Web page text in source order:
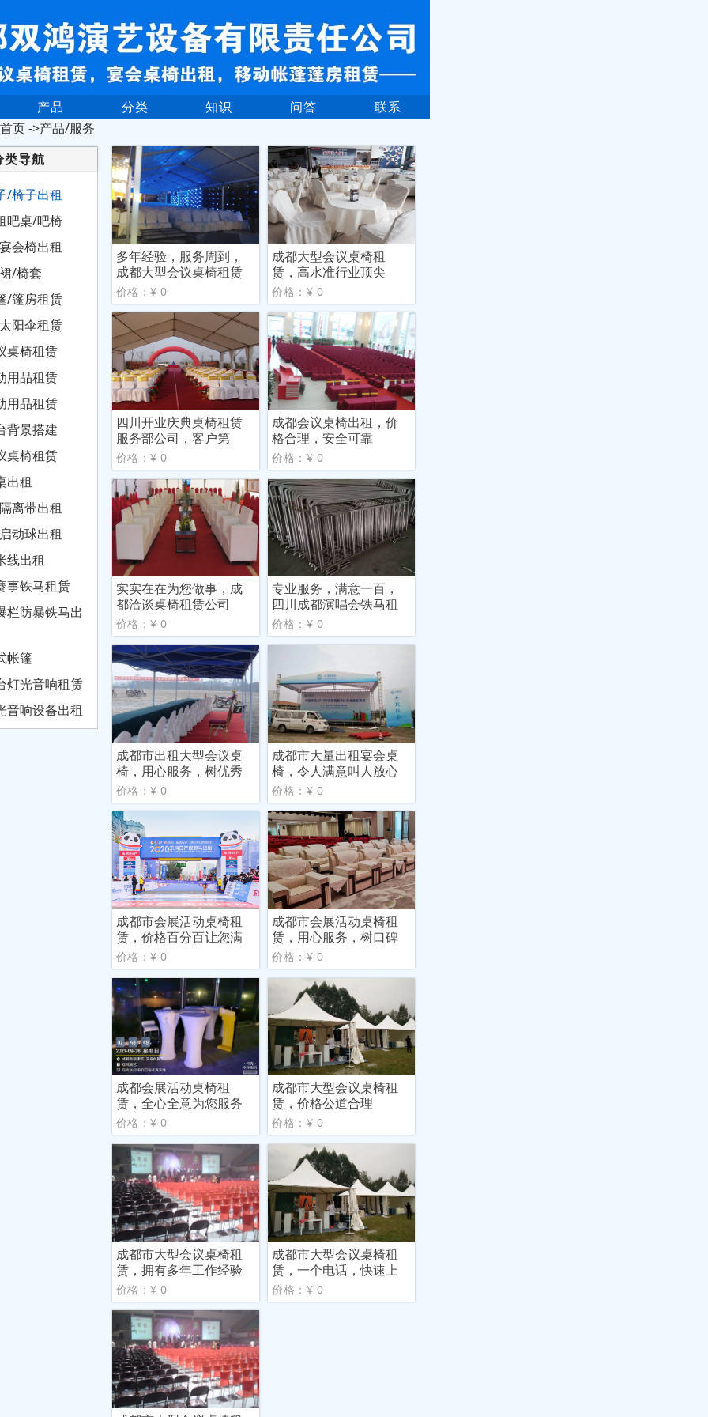
产品 分类 知识 问答
联系
首页->产品/服务
类导航
/椅子出租
吧桌/吧椅
会椅出租
/椅套
/篷房租赁
阳伞租赁
桌椅租赁
用品租赁
用品租赁
背景搭建
桌椅租赁
出租
离带出租
动球出租
线出租
事铁马租赁
栏防暴铁马出
帐篷
灯光音响租赁
音响设备出租
多年经验，服务周到，
成都大型会议桌椅租赁
价格：¥ 0
成都大型会议桌椅租
赁，高水准行业顶尖
价格：¥ 0
四川开业庆典桌椅租赁
服务部公司，客户第
一，信
价格：¥ 0
成都会议桌椅出租，价
格合理，安全可靠
价格：¥ 0
实实在在为您做事，成
都洽谈桌椅租赁公司
价格：¥ 0
专业服务，满意一百，
四川成都演唱会铁马租
赁公
价格：¥ 0
成都市出租大型会议桌
椅，用心服务，树优秀
口碑
价格：¥ 0
成都市大量出租宴会桌
椅，令人满意叫人放心
价格：¥ 0
成都市会展活动桌椅租
赁，价格百分百让您满
意
价格：¥ 0
成都市会展活动桌椅租
赁，用心服务，树口碑
价格：¥ 0
成都会展活动桌椅租
赁，全心全意为您服务
价格：¥ 0
成都市大型会议桌椅租
赁，价格公道合理
价格：¥ 0
成都市大型会议桌椅租
赁，拥有多年工作经验
价格：¥ 0
成都市大型会议桌椅租
赁，一个电话，快速上
门
价格：¥ 0